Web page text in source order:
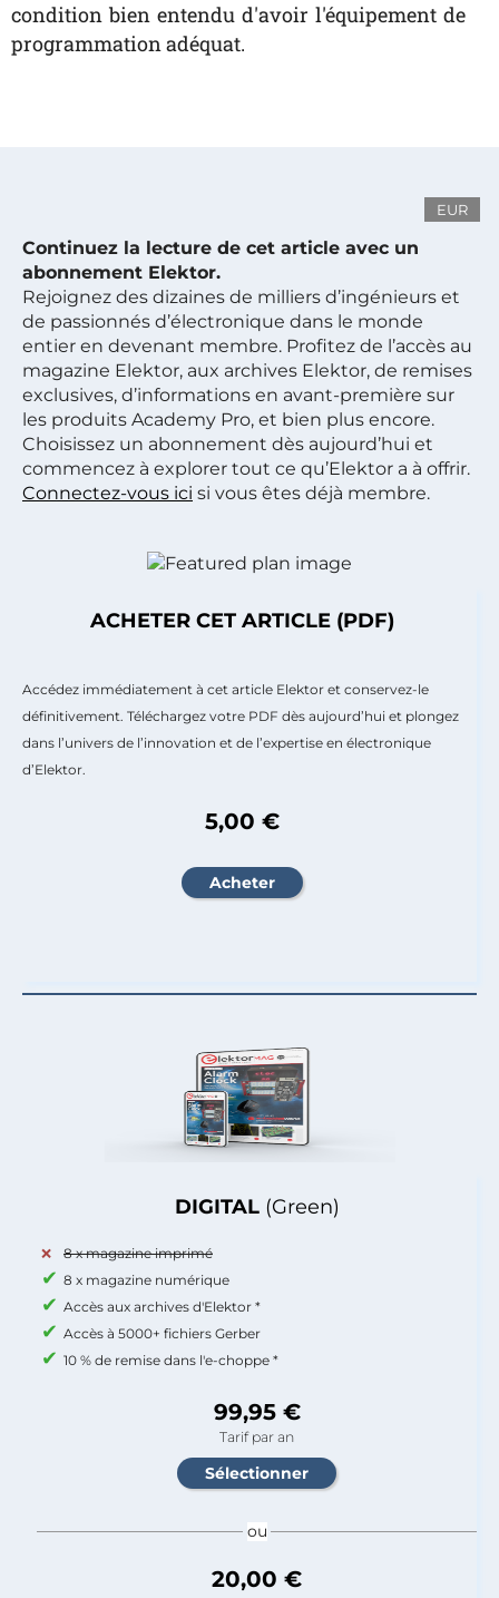
condition bien entendu d'avoir l'équipement de
programmation adéquat.
EUR
Continuez la lecture de cet article avec un
abonnement Elektor.
Rejoignez des dizaines de milliers d’ingénieurs et
de passionnés d’électronique dans le monde
entier en devenant membre. Profitez de l’accès au
magazine Elektor, aux archives Elektor, de remises
exclusives, d’informations en avant-première sur
les produits Academy Pro, et bien plus encore.
Choisissez un abonnement dès aujourd’hui et
commencez à explorer tout ce qu’Elektor a à offrir.
Connectez-vous ici si vous êtes déjà membre.
DIGITAL (Green)
8 x magazine imprimé
8 x magazine numérique
Accès aux archives d'Elektor *
Accès à 5000+ fichiers Gerber
10 % de remise dans l'e-choppe *
99,95 €
Tarif par an
ou
20,00 €
ACHETER CET ARTICLE (PDF)
Accédez immédiatement à cet article Elektor et conservez-le
définitivement. Téléchargez votre PDF dès aujourd’hui et plongez
dans l’univers de l’innovation et de l’expertise en électronique
d’Elektor.
5,00 €